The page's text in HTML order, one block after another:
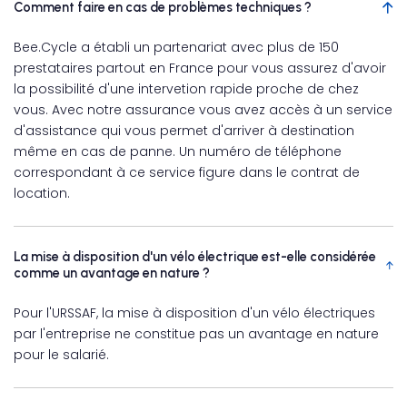
Comment faire en cas de problèmes techniques ?
Bee.Cycle a établi un partenariat avec plus de 150
prestataires partout en France pour vous assurez d'avoir
la possibilité d'une intervetion rapide proche de chez
vous. Avec notre assurance vous avez accès à un service
d'assistance qui vous permet d'arriver à destination
même en cas de panne. Un numéro de téléphone
correspondant à ce service figure dans le contrat de
location.
La mise à disposition d'un vélo électrique est-elle considérée
comme un avantage en nature ?
Pour l'URSSAF, la mise à disposition d'un vélo électriques
par l'entreprise ne constitue pas un avantage en nature
pour le salarié.